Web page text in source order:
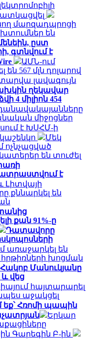
մարզադպրոցի
են
ըստ
գտնվում է
ԱՄՆ-ում
են 567 մլն դոլարով
լավագույն
ղեկավար
4 միլիոն 454
միջոցներ
է ԽՍՀՄ-ի
Մեկ
ոչնչացված
են տուժել
է
Լիտվայի
քննարկել են
քան 91%-ը
Դատավորը
առաջարկել են
հրթիռների խոցման
Մանուկյանը
և վեց
հայտարարել
աջակցել
Հռոմի պապին
Երկար
Գարեգին Բ-ին